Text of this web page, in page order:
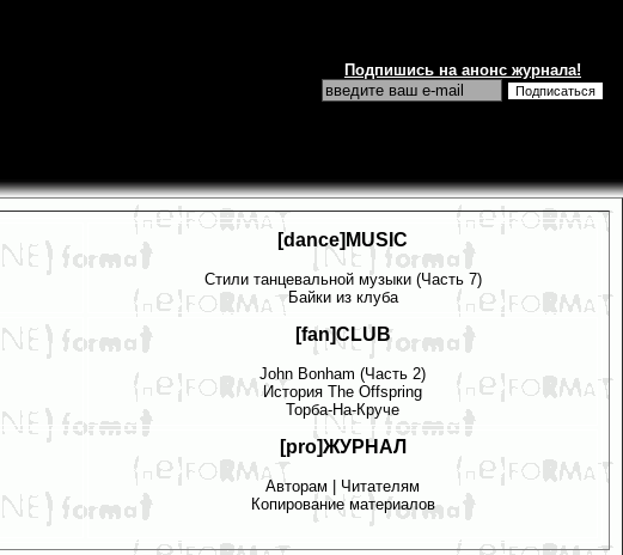
Подпишись на анонс журнала!
[dance]MUSIC
Стили танцевальной музыки (Часть 7)
Байки из клуба
[fan]CLUB
John Bonham (Часть 2)
История The Offspring
Торба-На-Круче
[pro]ЖУРНАЛ
Авторам | Читателям
Копирование материалов